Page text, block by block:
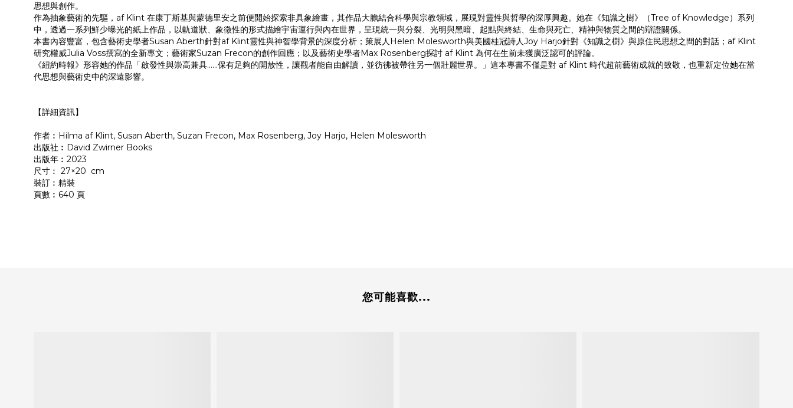
思想與創作。
作為抽象藝術的先驅，af Klint 在康丁斯基與蒙德里安之前便開始探索非具象繪畫，其作品大膽結合科學與宗教領域，展現對靈性與哲學的深厚興趣。她在《知識之樹》（Tree of Knowledge）系列
中，透過一系列鮮少曝光的紙上作品，以軌道狀、象徵性的形式描繪宇宙運行與內在世界，呈現統一與分裂、光明與黑暗、起點與終結、生命與死亡、精神與物質之間的辯證關係。
本書內容豐富，包含藝術史學者Susan Aberth針對af Klint靈性與神智學背景的深度分析；策展人Helen Molesworth與美國桂冠詩人Joy Harjo針對《知識之樹》與原住民思想之間的對話；af Klint
研究權威Julia Voss撰寫的全新專文；藝術家Suzan Frecon的創作回應；以及藝術史學者Max Rosenberg探討 af Klint 為何在生前未獲廣泛認可的評論。
《紐約時報》形容她的作品「啟發性與崇高兼具……保有足夠的開放性，讓觀者能自由解讀，並彷彿被帶往另一個壯麗世界。」這本專書不僅是對 af Klint 時代超前藝術成就的致敬，也重新定位她在當
代思想與藝術史中的深遠影響。
【詳細資訊】
作者︰Hilma af Klint, Susan Aberth, Suzan Frecon, Max Rosenberg, Joy Harjo, Helen Molesworth
出版社︰David Zwirner Books
出版年︰2023
尺寸︰ 27×20 cm
裝訂︰精裝
頁數︰640 頁
您可能喜歡...